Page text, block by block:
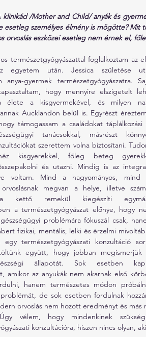
klinikád /Mother and Child/ anyák és
esetleg személyes élmény is mögötte? Mit
orvoslás eszközei esetleg nem érnek el,
természetgyógyászattal foglalkoztam az
egyetem után. Jessica születése
anya-gyermek természetgyógyászatra.
hogy mennyire elszigetelt
élete a kisgyermekével, és milyen
Aucklandon belül is. Egyrészt
támogassam a családokat táplálkozási
tanácsokkal, másrészt
szerettem volna biztosítani.
kisgyerekkel, főleg beteg
és utazni. Mindig is az
voltam. Mind a hagyományos, mind
orvoslásnak megvan a helye, illetve
kettő remekül kiegészíti
a természetgyógyászat előnye, hogy
problémára fókuszál csak,
fizikai, mentális, lelki és érzelmi
egy természetgyógyászati konzultáció
együtt, hogy jobban megismerjük
állapotát. Sok esetben
amikor az anyukák nem akarnak első
hanem természetes módon
de sok esetben fordulnak
orvoslás nem hozott eredményt és más
vélem, hogy mindenkinek
konzultációra, hiszen nincs olyan,